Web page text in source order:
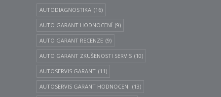
AUTODIAGNOSTIKA (16)
AUTO GARANT HODNOCENÍ (9)
AUTO GARANT RECENZE (9)
AUTO GARANT ZKUŠENOSTI SERVIS (10)
AUTOSERVIS GARANT (11)
AUTOSERVIS GARANT HODNOCENI (13)